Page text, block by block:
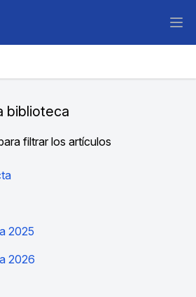
biblioteca
filtrar los artículos
2025
2026